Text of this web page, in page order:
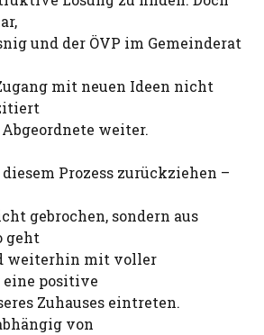
und der ÖVP im Gemeinderat
mit neuen Ideen nicht
weiter.
Prozess zurückziehen –
gebrochen, sondern aus
geht
weiterhin mit voller
eine positive
Zuhauses eintreten.
von